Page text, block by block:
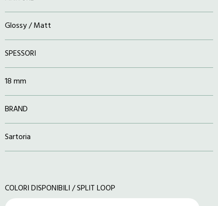
Glossy / Matt
SPESSORI
18 mm
BRAND
Sartoria
COLORI DISPONIBILI / SPLIT LOOP